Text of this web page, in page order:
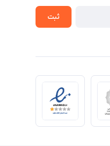
ثبت